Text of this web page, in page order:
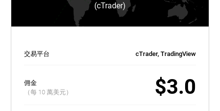
(cTrader)
交易平台 cTrader, TradingView
佣金
（每 10 萬美元）
$3.0